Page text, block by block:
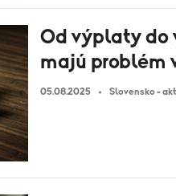
Od výplaty do
majú problém
05.08.2025 Slovensko -